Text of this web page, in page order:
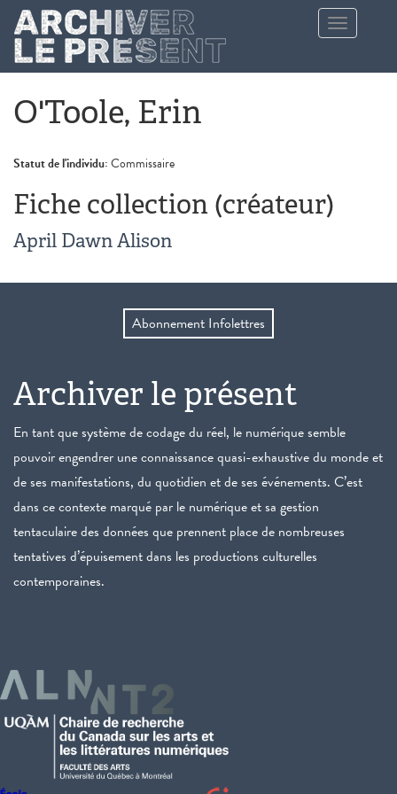
Aller au contenu principal
Toggle
navigation
O'Toole, Erin
Statut de l'individu:Commissaire
Fiche collection (créateur)
April Dawn Alison
Abonnement Infolettres
Archiver le présent
En tant que système de codage du réel, le numérique semble
pouvoir engendrer une connaissance quasi-exhaustive du monde et
de ses manifestations, du quotidien et de ses événements. C’est
dans ce contexte marqué par le numérique et sa gestion
tentaculaire des données que prennent place de nombreuses
tentatives d’épuisement dans les productions culturelles
contemporaines.